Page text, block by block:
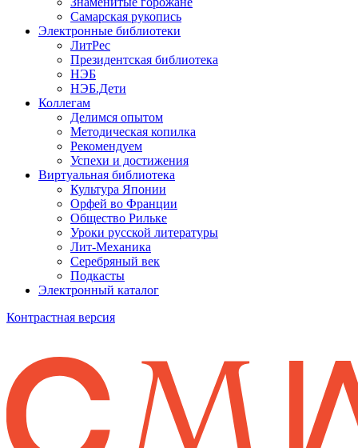
Самарская рукопись
Электронные библиотеки
ЛитРес
Президентская библиотека
НЭБ
НЭБ.Дети
Коллегам
Делимся опытом
Методическая копилка
Рекомендуем
Успехи и достижения
Виртуальная библиотека
Культура Японии
Орфей во Франции
Общество Рильке
Уроки русской литературы
Лит-Механика
Серебряный век
Подкасты
Электронный каталог
Контрастная версия